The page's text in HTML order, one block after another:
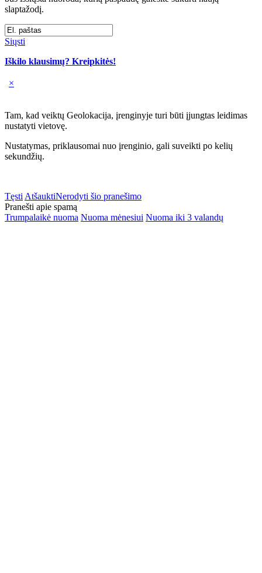
slaptažodį.
Siųsti
Iškilo klausimų? Kreipkitės!
×
Tam, kad veiktų Geolokacija, įrenginyje turi būti įjungtas leidimas
nustatyti vietovę.
Nustatymas, priklausomai nuo įrenginio, gali suveikti po kelių
sekundžių.
Tęsti AtšauktiNerodyti šio pranešimo
Pranešti apie spamą
Trumpalaikė nuoma Nuoma mėnesiui Nuoma iki 3 valandų